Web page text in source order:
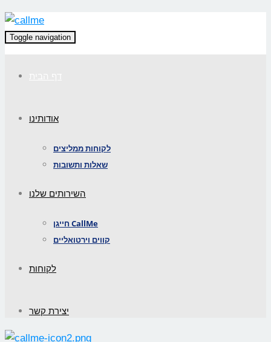
Toggle navigation
אודותינו
לקוחות ממליצים
שאלות ותשובות
השירותים שלנו
חייגן CallMe
קווים וירטואליים
לקוחות
יצירת קשר